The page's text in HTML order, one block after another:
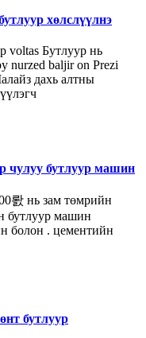
хөлслүүлнэ
voltas Бутлуур нь
baljir on Prezi
дахь алтны
чулуу бутлуур машин
뢄 нь зам төмрийн
бутлуур машин
болон . цементийн
бутлуур